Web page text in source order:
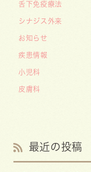
舌下免疫療法
シナジス外来
お知らせ
疾患情報
小児科
皮膚科
最近の投稿